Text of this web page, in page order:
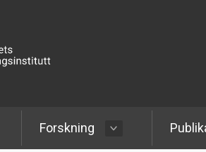
Forskning